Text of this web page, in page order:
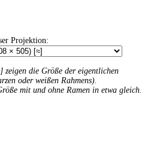
Projektion:
zeigen die Größe der eigentlichen
oder weißen Rahmens).
mit und ohne Ramen in etwa gleich.